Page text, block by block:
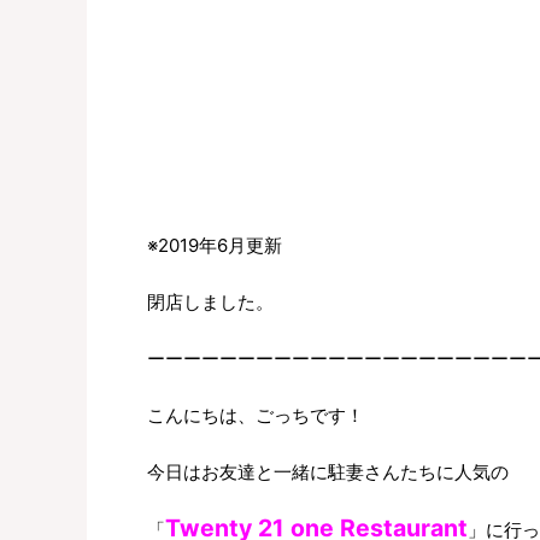
※2019年6月更新
閉店しました。
ーーーーーーーーーーーーーーーーーーーーー
こんにちは、ごっちです！
今日はお友達と一緒に駐妻さんたちに人気の
「Twenty 21 one Restaurant 」に行